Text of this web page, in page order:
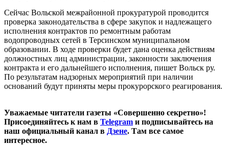
Сейчас Вольской межрайонной прокуратурой проводится
проверка законодательства в сфере закупок и надлежащего
исполнения контрактов по ремонтным работам
водопроводных сетей в Терсинском муниципальном
образовании. В ходе проверки будет дана оценка действиям
должностных лиц администрации, законности заключения
контракта и его дальнейшего исполнения, пишет Вольск ру.
По результатам надзорных мероприятий при наличии
оснований будут приняты меры прокурорского реагирования.
Уважаемые читатели газеты «Совершенно секретно»!
Присоединяйтесь к нам в Telegram и подписывайтесь на
наш официальный канал в Дзене. Там все самое
интересное.